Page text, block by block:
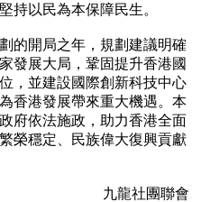
持以民為本保障民生。
的開局之年，規劃建議明確
發展大局，鞏固提升香港國
，並建設國際創新科技中心
香港發展帶來重大機遇。本
府依法施政，助力香港全面
榮穩定、民族偉大復興貢獻
九龍社團聯會